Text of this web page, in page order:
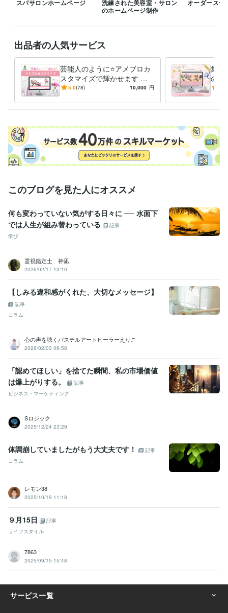
Web制作・HP作成・EC構築 WordPressでのサイト作成
起業 女性
ネットショップ
デザイン制作 バナーや画像 Instagram運用
語学力
フランス語 日常会話レベル
スパサロンホームページ
洗練された美容室・サロン
のホームページ制作
オーダースー
出品者の人気サービス
芸能人のように⭐️アメブロカ
スタマイズで輝かせます バ
ナー・ヘッダーキラキラ☆華
ス集中
5.0(78) 10,000 円
集客
の最
このブログを見た人にオススメ
何も変わっていない気がする日々に ── 水面下
では人生が組み替わっている
記事
学び
霊視鑑定士 神凪
2026/02/17 13:10
【しみる違和感がくれた、大切なメッセージ】
記事
コラム
心の声を聴くパステルアートヒーラーえりこ
2026/02/03 06:58
「認めてほしい」を捨てた瞬間、私の市場価値
は爆上がりする。
記事
ビジネス・マーケティング
Sロジック
2025/12/24 23:29
体調崩していましたがもう大丈夫です！
記事
コラム
レモン38
2025/10/19 11:18
９月15日
記事
ライフスタイル
7863
2025/09/15 15:48